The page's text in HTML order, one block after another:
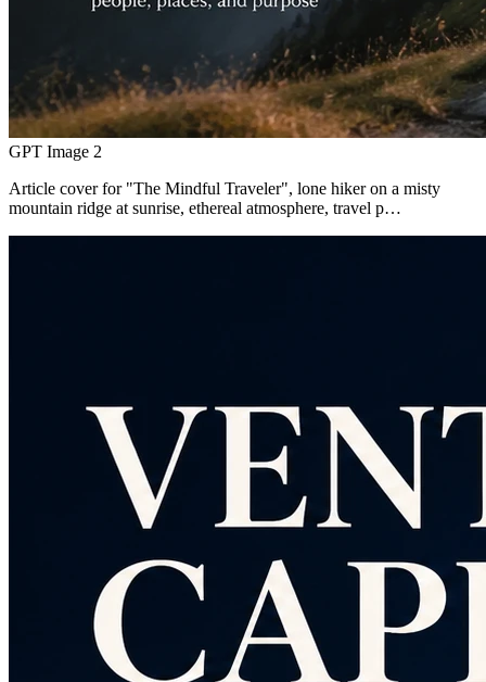
GPT Image 2
Article cover for "The Mindful Traveler", lone hiker on a misty
mountain ridge at sunrise, ethereal atmosphere, travel p…